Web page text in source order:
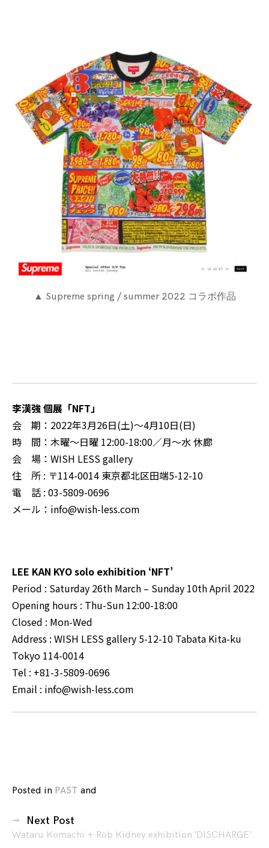
▲ Supreme spring / summer 2022 コラボ作品
李漢強 個展「NFT」
会 期：2022年3月26日(土)～4月10日(日)
時 間：木曜〜日曜 12:00-18:00／月～水 休廊
会 場：WISH LESS gallery
住 所 : 〒114-0014 東京都北区田端5-12-10
電 話 : 03-5809-0696
メール：info@wish-less.com
LEE KAN KYO solo exhibition ‘NFT’
Period : Saturday 26th March – Sunday 10th April 2022
Opening hours : Thu-Sun 12:00-18:00
Closed : Mon-Wed
Address : WISH LESS gallery 5-12-10 Tabata Kita-ku
Tokyo 114-0014
Tel : +81-3-5809-0696
Email : info@wish-less.com
Posted in PAST and
KAN
投
稿
Next Post
Wataru Komachi + Rob Kidney exhibition ‘DISCHARGE’